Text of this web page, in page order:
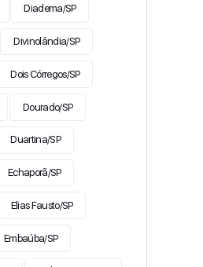
Diadema/SP
Divinolândia/SP
Dois Córregos/SP
Dourado/SP
Duartina/SP
Echaporã/SP
Elias Fausto/SP
Embaúba/SP